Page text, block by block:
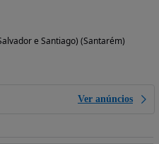
e Santiago) (Santarém)
Ver anúncios